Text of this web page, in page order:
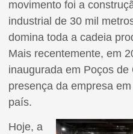
movimento foi a
industrial de 30 mil
domina toda a cadeia
Mais recentemente, em
inaugurada em Poços
presença da empresa
país.
Hoje, a